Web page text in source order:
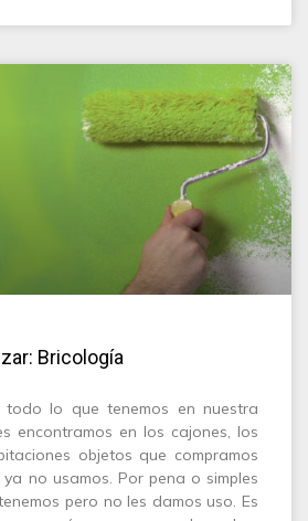
Bricología
todo lo que tenemos en nuestra
encontramos en los cajones, los
objetos que compramos
no usamos. Por pena o simples
pero no les damos uso. Es